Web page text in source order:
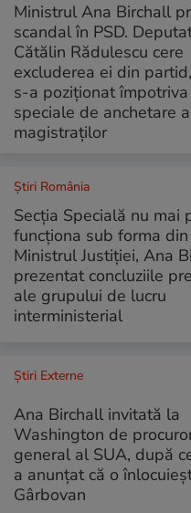
Ministrul Ana Birchall
scandal în PSD.
Cătălin Rădulescu cere
excluderea ei din
s-a poziţionat împotriva
speciale de anchetare a
magistraţilor
Știri România
Secția Specială nu mai
funcționa sub forma
Ministrul Justiției, Ana
prezentat concluziile
ale grupului de lucru
interministerial
Știri Externe
Ana Birchall invitată la
Washington de
general al SUA, după
a anunțat că o
Gârbovan